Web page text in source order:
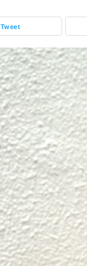
Tweet